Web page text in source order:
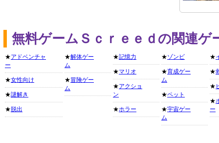
無料ゲームＳｃｒｅｅｄの関連ゲ
★アドベンチャ
ー
★女性向け
★謎解き
★ 脱出
★解体ゲー
ム
★冒険ゲー
ム
★記憶力
★マリオ
★アクショ
ン
★ホラー
★ゾンビ
★育成ゲー
ム
★ペット
★宇宙ゲー
ム
★
★
★
★
ー